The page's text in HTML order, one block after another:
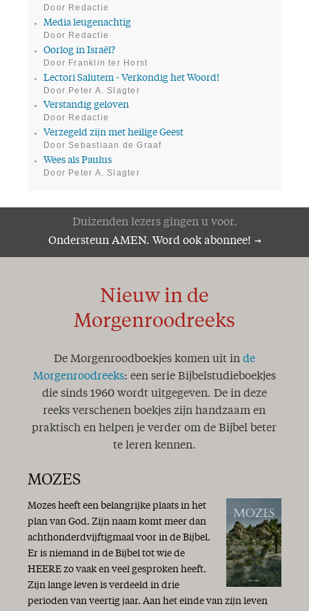
Door Redactie
Media leugenachtig
Door Redactie
Oorlog in Israël?
Door Franklin ter Horst
Lectori Salutem - Verkondig het Woord!
Door Peter A. Slagter
Verstandig geloven
Door Redactie
Verzegeld zijn met heilige Geest
Door Sebastiaan de Graaf
Wees als Paulus
Door Peter A. Slagter
Duizenden lezers gingen u voor.
Ondersteun AMEN. Word ook abonnee!
Nieuw in de
Morgenroodreeks
De Morgenroodboekjes komen uit in de
Morgenroodreeks: een serie Bijbelstudieboekjes
die sinds 1960 wordt uitgegeven. De in deze
reeks verschenen boekjes zijn handzaam en
praktisch en helpen je verder om de Bijbel beter
te leren kennen.
MOZES
Mozes heeft een belangrijke plaats in het
plan van God. Zijn naam komt meer dan
achthonderdvijftigmaal voor in de Bijbel.
Er is niemand in de Bijbel tot wie de
HEERE zo vaak en veel gesproken heeft.
Zijn lange leven is verdeeld in drie
perioden van veertig jaar. Aan het einde van zijn leven